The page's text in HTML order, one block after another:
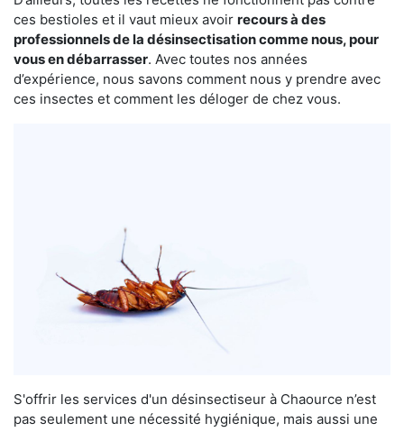
ces bestioles et il vaut mieux avoir recours à des
professionnels de la désinsectisation comme nous, pour
vous en débarrasser. Avec toutes nos années
d’expérience, nous savons comment nous y prendre avec
ces insectes et comment les déloger de chez vous.
S'offrir les services d'un désinsectiseur à Chaource n’est
pas seulement une nécessité hygiénique, mais aussi une